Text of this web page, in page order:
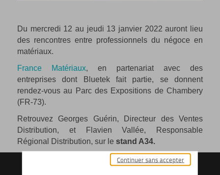
Du mercredi 12 au jeudi 13 janvier 2022 auront lieu
des rencontres entre professionnels du négoce en
matériaux.
France Matériaux, en partenariat avec des
entreprises dont Bluetek fait partie, se donnent
rendez-vous au Parc des Expositions de Chambery
(FR-73).
Retrouvez Georges Guérin, Directeur des Ventes
Distribution, et Flavien Vallée, Responsable
Régional Distribution, sur le stand A34.
DICO BLUETEK
Continuer sans accepter